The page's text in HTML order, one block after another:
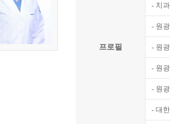
프로필
- 치
- 원
- 원
- 원
- 원
- 대